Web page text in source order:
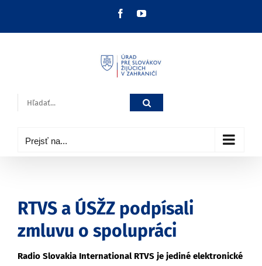
FacebookYouTube
Hľadať:
Prejsť na...
RTVS a ÚSŽZ podpísali
zmluvu o spolupráci
Radio Slovakia International RTVS je jediné elektronické